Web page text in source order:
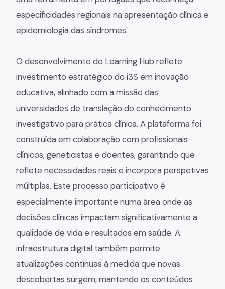
especificidades regionais na apresentação clínica e
epidemiologia das síndromes.
O desenvolvimento do Learning Hub reflete
investimento estratégico do i3S em inovação
educativa, alinhado com a missão das
universidades de translação do conhecimento
investigativo para prática clínica. A plataforma foi
construída em colaboração com profissionais
clínicos, geneticistas e doentes, garantindo que
reflete necessidades reais e incorpora perspetivas
múltiplas. Este processo participativo é
especialmente importante numa área onde as
decisões clínicas impactam significativamente a
qualidade de vida e resultados em saúde. A
infraestrutura digital também permite
atualizações contínuas à medida que novas
descobertas surgem, mantendo os conteúdos